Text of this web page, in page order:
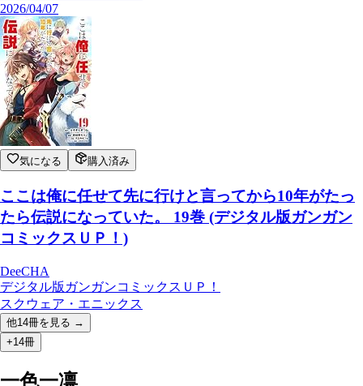
2026/04/07
気になる 購入済み
ここは俺に任せて先に行けと言ってから10年がたっ
たら伝説になっていた。 19巻 (デジタル版ガンガン
コミックスＵＰ！)
DeeCHA
デジタル版ガンガンコミックスＵＰ！
スクウェア・エニックス
他14冊を見る →
+14冊
一色一凛